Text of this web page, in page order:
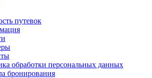
путевок
обработки персональных данных
бронирования